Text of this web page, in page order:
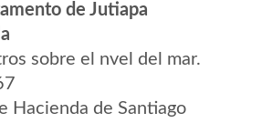
de Jutiapa
sobre el nvel del mar.
Hacienda de Santiago